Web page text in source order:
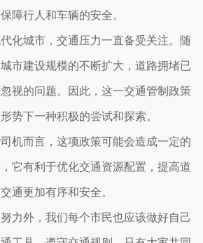
障行人和车辆的安全。
化城市，交通压力一直备受关注。随
市建设规模的不断扩大，道路拥堵已
视的问题。因此，这一交通管制政策
势下一种积极的尝试和探索。
机而言，这项政策可能会造成一定的
它有利于优化交通资源配置，提高道
通更加有序和安全。
力外，我们每个市民也应该做好自己